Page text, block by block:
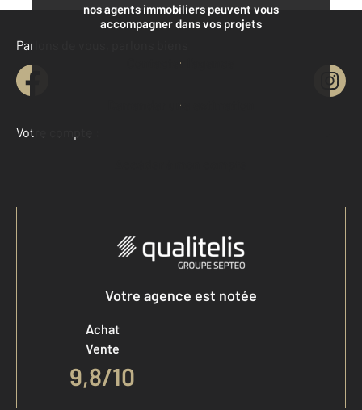
nos agents immobiliers peuvent vous
accompagner dans vos projets
Contacter l'agence
Demander une estimation
Parlons de vous, parlons biens
Votre compte :
Accéder à mon compte
Votre agence est notée
Achat
Vente
9,8/10